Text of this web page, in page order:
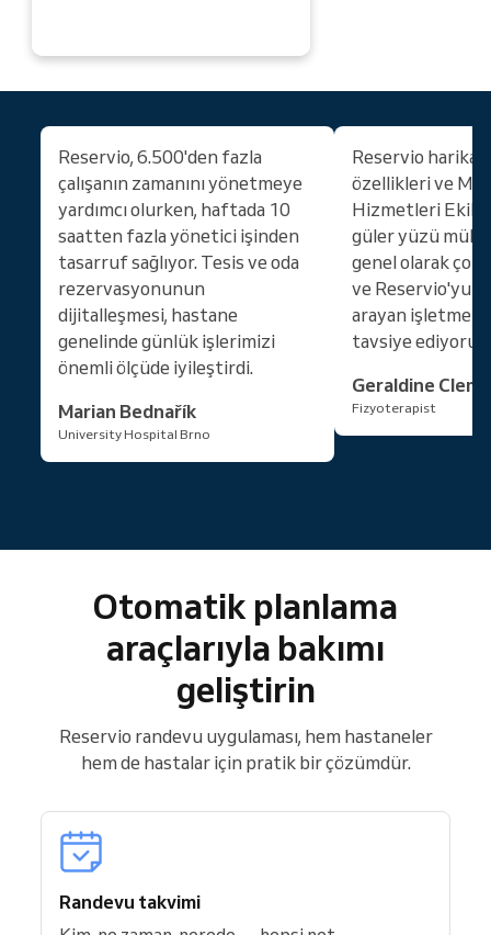
Reservio, 6.500'den fazla
çalışanın zamanını yönetmeye
yardımcı olurken, haftada 10
saatten fazla yönetici işinden
tasarruf sağlıyor. Tesis ve oda
rezervasyonunun
dijitalleşmesi, hastane
genelinde günlük işlerimizi
önemli ölçüde iyileştirdi.
Marian Bednařík
University Hospital Brno
Reservio harika!
özellikleri ve
Hizmetleri
güler yüzü
genel olarak çok
ve Reservio'yu
arayan
tavsiye
Geraldine
Fizyoterapist
Otomatik planlama
araçlarıyla bakımı
geliştirin
Reservio randevu uygulaması, hem hastaneler
hem de hastalar için pratik bir çözümdür.
Randevu takvimi